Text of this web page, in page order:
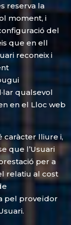
reserva la
moment, i
del
que en ell
reconeix i
qualsevol
en el Lloc web
caràcter lliure i,
que l’Usuari
per a
relatiu al cost
pel proveïdor